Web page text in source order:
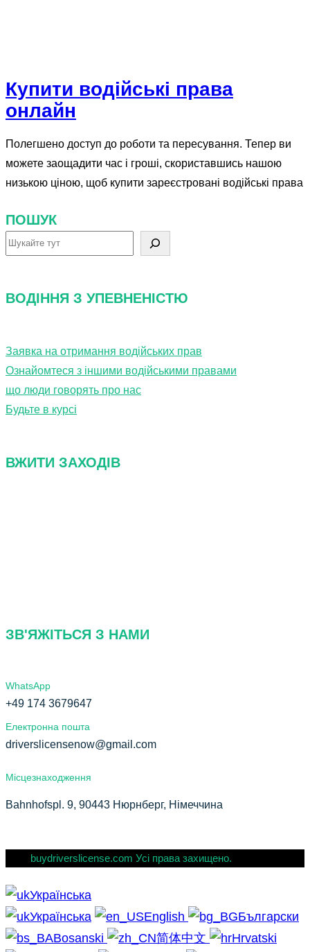
Купити водійські права
онлайн
Полегшено доступ до роботи та пересування. Тепер ви
можете заощадити час і гроші, скориставшись нашою
низькою ціною, щоб купити зареєстровані водійські права
ПОШУК
П
у
ВОДІННЯ З УПЕВНЕНІСТЮ
Заявка на отримання водійських прав
Ознайомтеся з іншими водійськими правами
що люди говорять про нас
Будьте в курсі
ВЖИТИ ЗАХОДІВ
ЗВ'ЯЖІТЬСЯ З НАМИ
WhatsApp
+49 174 3679647
Електронна пошта
driverslicensenow@gmail.com
Місцезнаходження
Bahnhofspl. 9, 90443 Нюрнберг, Німеччина
buydriverslicense.com Усі права захищено.
Українська
Українська
English
Български
Bosanski
简体中文 Hrvatski